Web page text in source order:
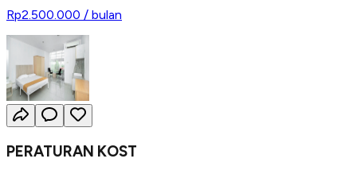
Rp2.500.000 / bulan
PERATURAN KOST